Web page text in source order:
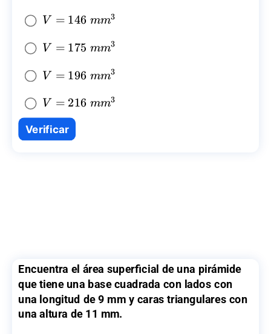
V=146~
V = 146 mm3
V=175~
V = 175 mm3
V=196~
V = 196 mm3
V=216~
{{mm}^3}
V = 216 mm3
Verificar
Encuentra el área superficial de una pirámide
que tiene una base cuadrada con lados con
una longitud de 9 mm y caras triangulares con
una altura de 11 mm.